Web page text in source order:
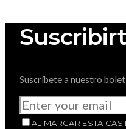
Suscríbete a nuestro
AL MARCAR ESTA